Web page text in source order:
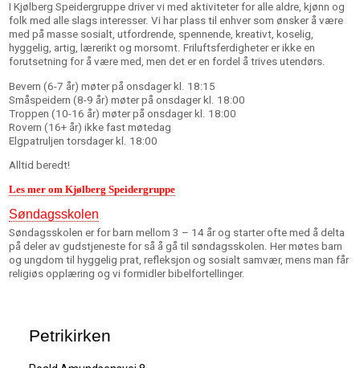
I Kjølberg Speidergruppe driver vi med aktiviteter for alle aldre, kjønn og
folk med alle slags interesser. Vi har plass til enhver som ønsker å være
med på masse sosialt, utfordrende, spennende, kreativt, koselig,
hyggelig, artig, lærerikt og morsomt. Friluftsferdigheter er ikke en
forutsetning for å være med, men det er en fordel å trives utendørs.
Bevern (6-7 år) møter på onsdager kl. 18:15
Småspeidern (8-9 år) møter på onsdager kl. 18:00
Troppen (10-16 år) møter på onsdager kl. 18:00
Rovern (16+ år) ikke fast møtedag
Elgpatruljen torsdager kl. 18:00
Alltid beredt!
Les mer om Kjølberg Speidergruppe
Søndagsskolen
Søndagsskolen er for barn mellom 3 – 14 år og starter ofte med å delta
på deler av gudstjeneste for så å gå til søndagsskolen. Her møtes barn
og ungdom til hyggelig prat, refleksjon og sosialt samvær, mens man får
religiøs opplæring og vi formidler bibelfortellinger.
Petrikirken